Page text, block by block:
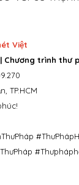
Việt
Chương trình thư
TP.HCM